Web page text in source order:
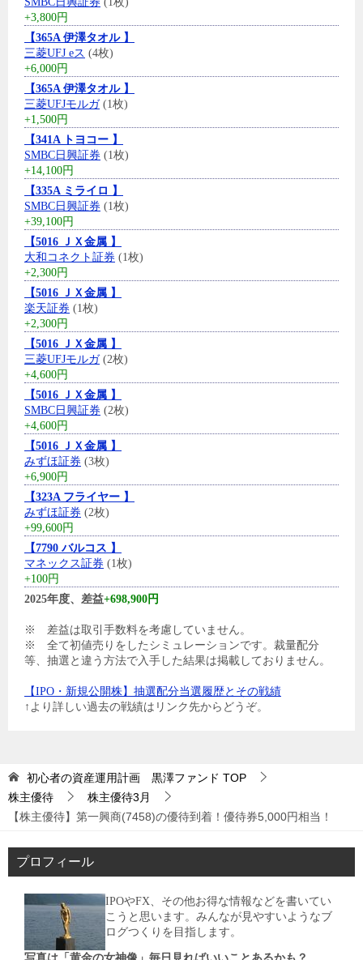
+3,800円
【365A 伊澤タオル 】
三菱UFJ eス (4枚)
+6,000円
【365A 伊澤タオル 】
三菱UFJモルガ(1枚)
+1,500円
【341A トヨコー 】
SMBC日興証券 (1枚)
+14,100円
【335A ミライロ 】
SMBC日興証券 (1枚)
+39,100円
【5016 ＪＸ金属 】
大和コネクト証券 (1枚)
+2,300円
【5016 ＪＸ金属 】
楽天証券 (1枚)
+2,300円
【5016 ＪＸ金属 】
三菱UFJモルガ(2枚)
+4,600円
【5016 ＪＸ金属 】
SMBC日興証券 (2枚)
+4,600円
【5016 ＪＸ金属 】
みずほ証券 (3枚)
+6,900円
【323A フライヤー 】
みずほ証券 (2枚)
+99,600円
【7790 バルコス 】
マネックス証券 (1枚)
+100円
2025年度、差益+698,900円
※ 差益は取引手数料を考慮していません。
※ 全て初値売りをしたシミュレーションです。裁量配分
等、抽選と違う方法で入手した結果は掲載しておりません。
【IPO・新規公開株】抽選配分当選履歴とその戦績
↑より詳しい過去の戦績はリンク先からどうぞ。
初心者の資産運用計画 黒澤ファンド TOP
株主優待
株主優待3月
【株主優待】第一興商(7458)の優待到着！優待券5,000円相当！
プロフィール
IPOやFX、その他お得な情報などを書いてい
こうと思います。みんなが見やすいようなブ
ログつくりを目指します。